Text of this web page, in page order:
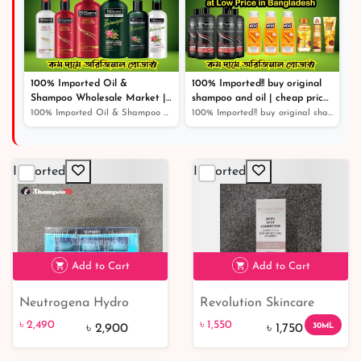
100% Imported Oil &
Shampoo Wholesale Market |
Shampoo | Cosmetics |
100% Imported Oil & Shampoo Wholesale Market | Shampoo...
100% Imported!! buy original
shampoo and oil | cheap price
original product |
100% Imported!! buy original shampoo and oil | cheap pr...
Imported
Add to Cart
Neutrogena Hydro
Boost Night Pressed
৳ 2,490 ৳ 2,900
Imported
Add to Cart
Revolution Skincare
Dark Spot Corrector:
৳ 1,550 ৳ 1,750 30ML